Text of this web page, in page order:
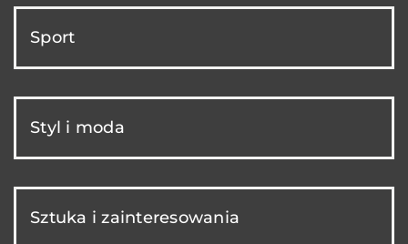
Sport
Styl i moda
Sztuka i zainteresowania